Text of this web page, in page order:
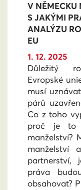
V NĚMECKU
S JAKÝMI
ANALÝZU
EU
1. 12. 2025
Důležitý
Evropské
musí
párů
Co z toho
proč je to
manželství?
manželství
partnerství,
práva
obsahovat?